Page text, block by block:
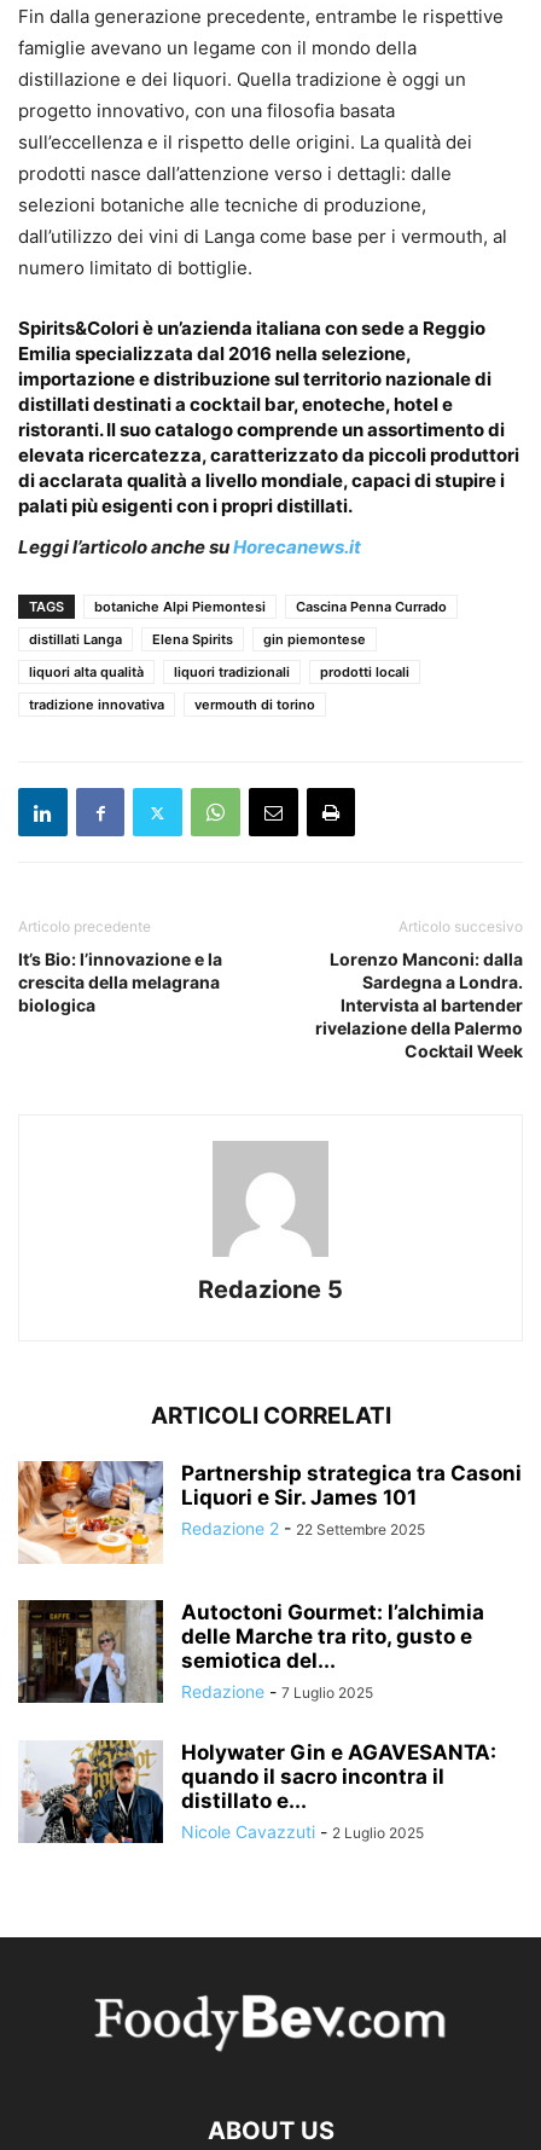
Fin dalla generazione precedente, entrambe le rispettive
famiglie avevano un legame con il mondo della
distillazione e dei liquori. Quella tradizione è oggi un
progetto innovativo, con una filosofia basata
sull’eccellenza e il rispetto delle origini. La qualità dei
prodotti nasce dall’attenzione verso i dettagli: dalle
selezioni botaniche alle tecniche di produzione,
dall’utilizzo dei vini di Langa come base per i vermouth, al
numero limitato di bottiglie.
Spirits&Coloriè un’azienda italiana con sede a Reggio
Emilia specializzata dal 2016 nella selezione,
importazione e distribuzione sul territorio nazionale di
distillati destinati a cocktail bar, enoteche, hotel e
ristoranti. Il suo catalogo comprende un assortimento di
elevata ricercatezza, caratterizzato da piccoli produttori
di acclarata qualità a livello mondiale, capaci di stupire i
palati più esigenti con i propri distillati.
Leggi l’articolo anche suHorecanews.it
TAGS botaniche Alpi Piemontesi
Cascina Penna Currado
distillati Langa
Elena Spirits
gin piemontese
liquori alta qualità
liquori tradizionali
prodotti locali
tradizione innovativa
vermouth di torino
Articolo precedente
It’s Bio: l’innovazione e la
crescita della melagrana
biologica
Articolo succesivo
Lorenzo Manconi: dalla
Sardegna a Londra.
Intervista al bartender
rivelazione della Palermo
Cocktail Week
Redazione 5
ARTICOLI CORRELATI
Partnership strategica tra Casoni
Liquori e Sir. James 101
Redazione 2 - 22 Settembre 2025
Autoctoni Gourmet: l’alchimia
delle Marche tra rito, gusto e
semiotica del...
Redazione - 7 Luglio 2025
Holywater Gin e AGAVESANTA:
quando il sacro incontra il
distillato e...
Nicole Cavazzuti - 2 Luglio 2025
ABOUT US